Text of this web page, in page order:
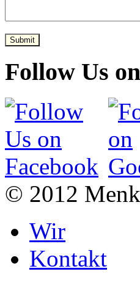
Submit
Follow Us on
© 2012
Wir
Kontakt